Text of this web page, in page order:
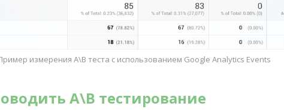
измерения А\В теста с использованием Google Analytics Events
А\В тестирование